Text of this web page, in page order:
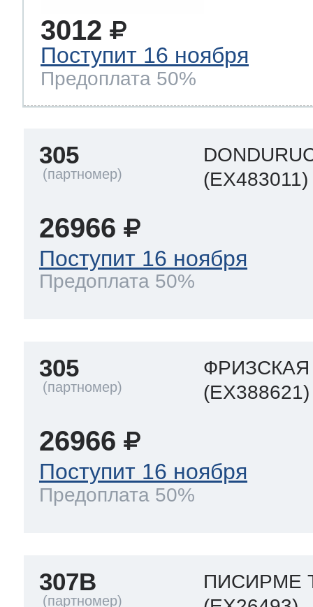
3012
Поступит 16 ноября
Предоплата 50%
305
(EX483011)
26966
Поступит 16 ноября
Предоплата 50%
305
(EX388621)
26966
Поступит 16 ноября
Предоплата 50%
307B
ПИСИРМЕ